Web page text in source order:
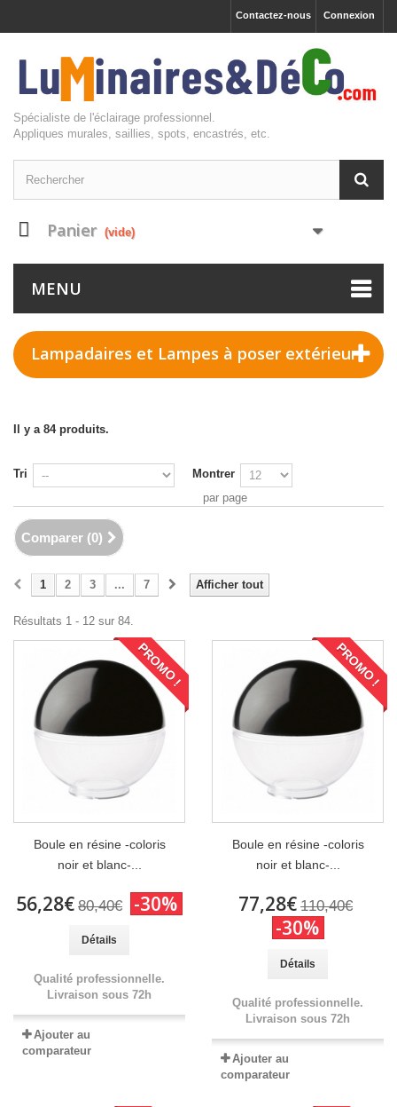
Connexion
Contactez-nous
Spécialiste de l'éclairage professionnel.
Appliques murales, saillies, spots, encastrés, etc.
Panier (vide)
MENU
Lampadaires et Lampes à poser extérieur
Il y a 84 produits.
Tri
Montrer
par page
Comparer (0)
Afficher tout
1 2 3 ... 7
Résultats 1 - 12 sur 84.
PROMO !
Boule en résine -coloris
noir et blanc-...
56,28€ 80,40€ -30%
Détails
Qualité professionnelle.
Livraison sous 72h
Ajouter au
comparateur
PROMO !
Boule en résine -coloris
noir et blanc-...
77,28€ 110,40€
-30%
Détails
Qualité professionnelle.
Livraison sous 72h
Ajouter au
comparateur